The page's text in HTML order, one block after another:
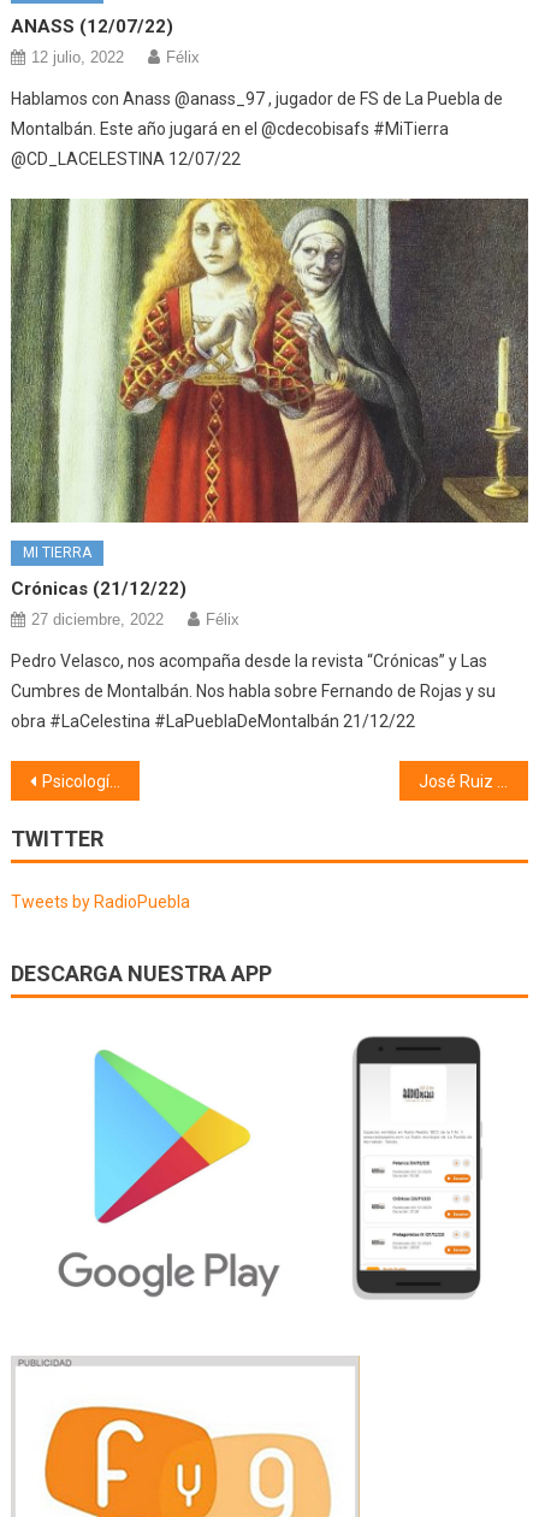
ANASS (12/07/22)
12 julio, 2022 Félix
Hablamos con Anass @anass_97 , jugador de FS de La Puebla de
Montalbán. Este año jugará en el @cdecobisafs #MiTierra
@CD_LACELESTINA 12/07/22
MI TIERRA
Crónicas (21/12/22)
27 diciembre, 2022 Félix
Pedro Velasco, nos acompaña desde la revista “Crónicas” y Las
Cumbres de Montalbán. Nos habla sobre Fernando de Rojas y su
obra #LaCelestina #LaPueblaDeMontalbán 21/12/22
Navegación
de
entradas
Psicología (23/06/22)
TWITTER
Tweets by RadioPuebla
DESCARGA NUESTRA APP